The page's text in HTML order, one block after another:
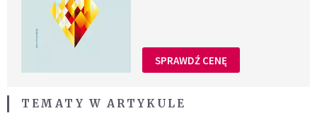
SPRAWDŹ CENĘ
TEMATY W ARTYKULE